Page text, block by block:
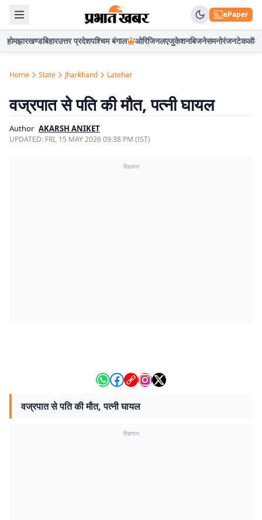
ePaper
होमझारखण्डबिहारउत्तर प्रदेशपश्चिम बंगाल ओरिजिनलएजुकेशनबिजनेसमनोरंजनटेकऑटो
Home State Jharkhand Latehar
वज्रपात से पति की मौत, पत्नी घायल
Author AKARSH ANIKET
UPDATED: FRI, 15 MAY 2026 09:38 PM (IST)
विज्ञापन
वज्रपात से पति की मौत, पत्नी घायल
विज्ञापन